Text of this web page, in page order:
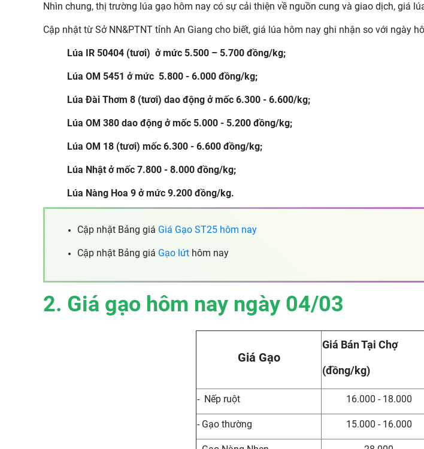
Nhìn chung, thị trường lúa gạo hôm nay có sự cải thiện về nguồn cung và giao dịch, giá
Cập nhật từ Sở NN&PTNT tỉnh An Giang cho biết, giá lúa hôm nay ghi nhận so với ngày
Lúa IR 50404 (tươi) ở mức 5.500 – 5.700 đồng/kg;
Lúa OM 5451 ở mức 5.800 - 6.000 đồng/kg;
Lúa Đài Thơm 8 (tươi) dao động ở mốc 6.300 - 6.600/kg;
Lúa OM 380 dao động ở mốc 5.000 - 5.200 đồng/kg;
Lúa OM 18 (tươi) mốc 6.300 - 6.600 đồng/kg;
Lúa Nhật ở mốc 7.800 - 8.000 đồng/kg;
Lúa Nàng Hoa 9 ở mức 9.200 đồng/kg.
Cập nhật Bảng giá Giá Gạo ST25 hôm nay
Cập nhật Bảng giá Gạo lứt hôm nay
2. Giá gạo hôm nay ngày 04/03
Giá Gạo
Giá Bán Tại Chợ
(đồng/kg)
- Nếp ruột 16.000 - 18.000
- Gạo thường 15.000 - 16.000